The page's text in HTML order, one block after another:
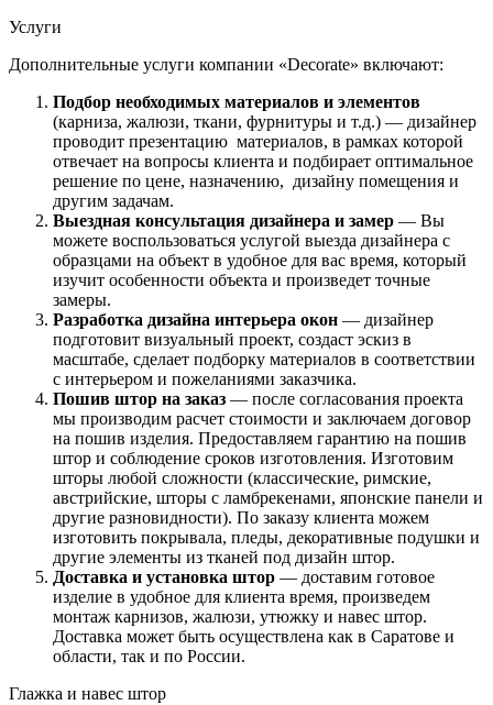
Услуги
Дополнительные услуги компании «Decorate» включают:
Подбор необходимых материалов и элементов
(карниза, жалюзи, ткани, фурнитуры и т.д.) — дизайнер
проводит презентацию материалов, в рамках которой
отвечает на вопросы клиента и подбирает оптимальное
решение по цене, назначению, дизайну помещения и
другим задачам.
Выездная консультация дизайнера и замер — Вы
можете воспользоваться услугой выезда дизайнера с
образцами на объект в удобное для вас время, который
изучит особенности объекта и произведет точные
замеры.
Разработка дизайна интерьера окон — дизайнер
подготовит визуальный проект, создаст эскиз в
масштабе, сделает подборку материалов в соответствии
с интерьером и пожеланиями заказчика.
Пошив штор на заказ — после согласования проекта
мы производим расчет стоимости и заключаем договор
на пошив изделия. Предоставляем гарантию на пошив
штор и соблюдение сроков изготовления. Изготовим
шторы любой сложности (классические, римские,
австрийские, шторы с ламбрекенами, японские панели и
другие разновидности). По заказу клиента можем
изготовить покрывала, пледы, декоративные подушки и
другие элементы из тканей под дизайн штор.
Доставка и установка штор — доставим готовое
изделие в удобное для клиента время, произведем
монтаж карнизов, жалюзи, утюжку и навес штор.
Доставка может быть осуществлена как в Саратове и
области, так и по России.
Глажка и навес штор